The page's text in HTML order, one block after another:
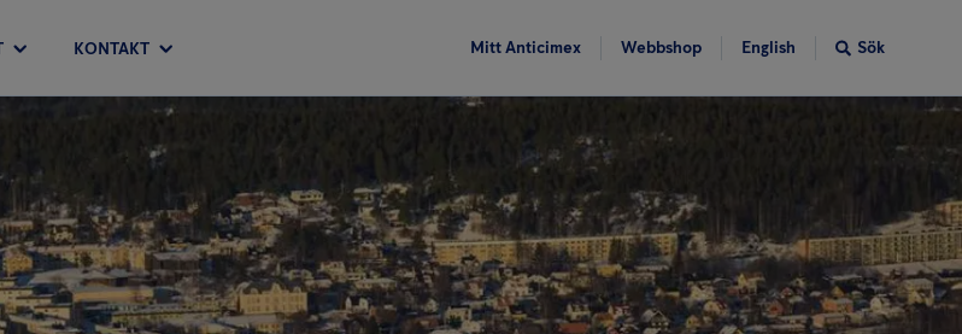
KONTAKT Mitt Anticimex Webbshop English Sök